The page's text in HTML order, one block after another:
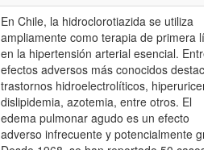
En Chile, la hidroclorotiazida se utiliza
ampliamente como terapia de primera
en la hipertensión arterial esencial. Entre
efectos adversos más conocidos
trastornos hidroelectrolíticos,
dislipidemia, azotemia, entre otros. El
edema pulmonar agudo es un efecto
adverso infrecuente y potencialmente